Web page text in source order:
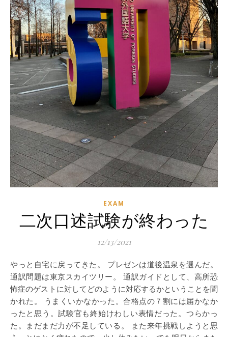
EXAM
二次口述試験が終わった
12/13/2021
やっと自宅に戻ってきた。 プレゼンは道後温泉を選んだ。
通訳問題は東京スカイツリー。 通訳ガイドとして、高所恐
怖症のゲストに対してどのように対応するかということを聞
かれた。 うまくいかなかった。合格点の７割には届かなか
ったと思う。試験官も終始けわしい表情だった。つらかっ
た。まだまだ力が不足している。 また来年挑戦しようと思